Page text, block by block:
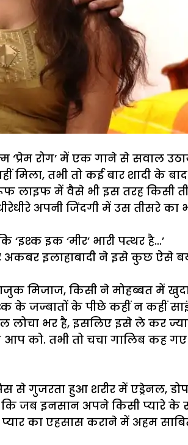
रोग’ में एक गाने से सवाल
तभी तो कई बार शादी के
लाइफ में वैसे भी इस तरह किसी
अपनी जिंदगी में उस तीसरे
इक ‘मीर’ भारी पत्थर है…’
इलाहाबादी ने इसे कुछ ऐसे
मिजाज, किसी ने मोहब्बत में
के जज्बातों के पीछे कहीं न कहीं
भर है, इसलिए इसे ले कर ज्यादा
को. तभी तो चचा गालिब कह
गुजरता हुआ शरीर में एड्रेनल,
कि जब इनसान अपने किसी प्यारे
का एहसास कराने में अहम